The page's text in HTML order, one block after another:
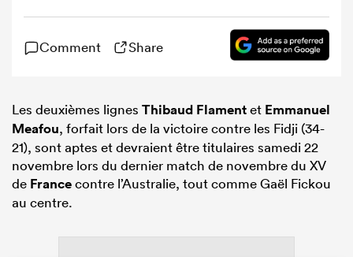
Comment Share
Les deuxièmes lignes Thibaud Flamentet Emmanuel
Meafou, forfait lors de la victoire contre les Fidji (34-
21), sont aptes et devraient être titulaires samedi 22
novembre lors du dernier match de novembre du XV
de Francecontre l’Australie, tout comme Gaël Fickou
au centre.